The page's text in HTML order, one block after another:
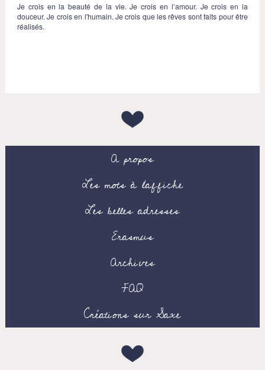
Je crois en la beauté de la vie. Je crois en l’amour. Je crois en la
douceur. Je crois en l'humain. Je crois que les rêves sont faits pour être
réalisés.
A propos
Les mots à l’affiche
Les belles adresses
Erasmus
Archives
FAQ
Créations sur Saxe